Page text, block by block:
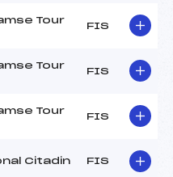
Tour
FIS
Tour
FIS
Tour
FIS
Citadin FIS